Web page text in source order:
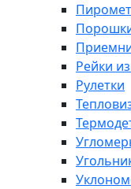
Рейки
Рулетки